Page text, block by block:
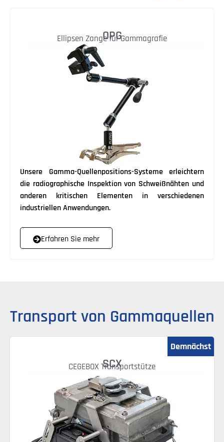
OPG
Ellipsen Zange für Gammagrafie
Unsere Gamma-Quellenpositions-Systeme erleichtern
die radiographische Inspektion von Schweißnähten und
anderen kritischen Elementen in verschiedenen
industriellen Anwendungen.
Erfahren Sie mehr
Transport von Gammaquellen
SCX
CEGEBOX Transportstütze